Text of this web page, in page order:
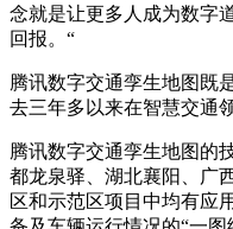
念就是让更多人成为数字
回报。“
腾讯数字交通孪生地图既
去三年多以来在智慧交通
腾讯数字交通孪生地图的
都龙泉驿、湖北襄阳、广
区和示范区项目中均有应